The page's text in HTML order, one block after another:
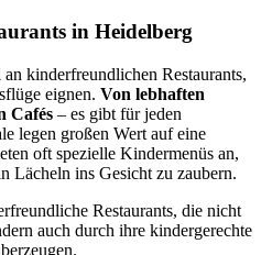
in Heidelberg
kinderfreundlichen Restaurants,
eignen. Von lebhaften
Cafés – es gibt für jeden
legen großen Wert auf eine
oft spezielle Kindermenüs an,
Lächeln ins Gesicht zu zaubern.
Restaurants, die nicht
auch durch ihre kindergerechte